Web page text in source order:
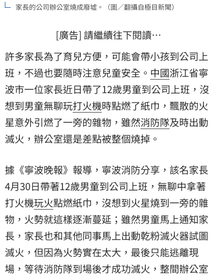
家長的公司辦公室燒成廢墟。（圖／翻攝自極目新聞）
[廣告] 請繼續往下閱讀…
許多家長為了育兒方便，可能會帶小孩到公司上
班，不過也要隨時注意兒童安全。 中國浙江省寧
波市一位家長近日帶了12歲男童到公司上班，沒
想到男童無聊玩打火機時點燃了紙巾，飄散的火
星意外引燃了一旁的雜物，雖然消防隊及時出動
滅火，辦公室還是差點被整個燒掉。
據《寧波晚報》報導，寧波消防分享，該名家長
4月30日帶著12歲男童到公司上班，無聊中拿著
打火機玩火點燃紙巾，沒想到火星燒到一旁的雜
物，火勢就這樣逐漸蔓延；雖然男童馬上通知家
長，家長也和其他同事馬上出動乾粉滅火器試圖
滅火，但因為火勢實在太大，最後只能逃離現
場，等待消防隊到場後才成功滅火，整間辦公室